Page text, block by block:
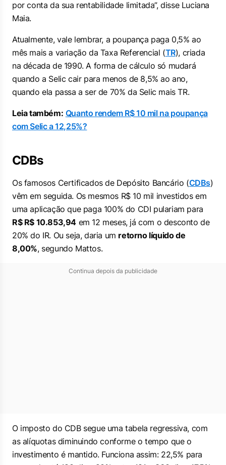
por conta da sua rentabilidade limitada”, disse Luciana
Maia.
Atualmente, vale lembrar, a poupança paga 0,5% ao
mês mais a variação da Taxa Referencial (TR), criada
na década de 1990. A forma de cálculo só mudará
quando a Selic cair para menos de 8,5% ao ano,
quando ela passa a ser de 70% da Selic mais TR.
Leia também: Quanto rendem R$ 10 mil na poupança
com Selic a 12,25%?
CDBs
Os famosos Certificados de Depósito Bancário (CDBs)
vêm em seguida. Os mesmos R$ 10 mil investidos em
uma aplicação que paga 100% do CDI pulariam para
R$ R$ 10.853,94 em 12 meses, já com o desconto de
20% do IR. Ou seja, daria um retorno líquido de
8,00%, segundo Mattos.
Continua depois da publicidade
O imposto do CDB segue uma tabela regressiva, com
as alíquotas diminuindo conforme o tempo que o
investimento é mantido. Funciona assim: 22,5% para